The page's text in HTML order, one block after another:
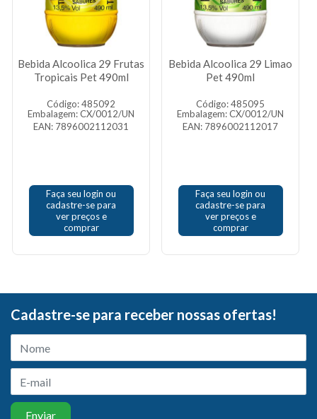
Bebida Alcoolica 29 Frutas
Tropicais Pet 490ml
Código: 485092
Embalagem: CX/0012/UN
EAN: 7896002112031
Faça seu login ou
cadastre-se para
ver preços e
comprar
Bebida Alcoolica 29 Limao
Pet 490ml
Código: 485095
Embalagem: CX/0012/UN
EAN: 7896002112017
Faça seu login ou
cadastre-se para
ver preços e
comprar
Cadastre-se para receber nossas ofertas!